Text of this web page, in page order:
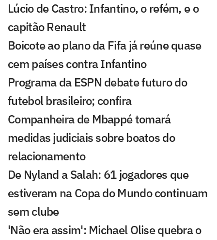
Lúcio de Castro: Infantino, o refém, e o
capitão Renault
Boicote ao plano da Fifa já reúne quase
cem países contra Infantino
Programa da ESPN debate futuro do
futebol brasileiro; confira
Companheira de Mbappé tomará
medidas judiciais sobre boatos do
relacionamento
De Nyland a Salah: 61 jogadores que
estiveram na Copa do Mundo continuam
sem clube
'Não era assim': Michael Olise quebra o